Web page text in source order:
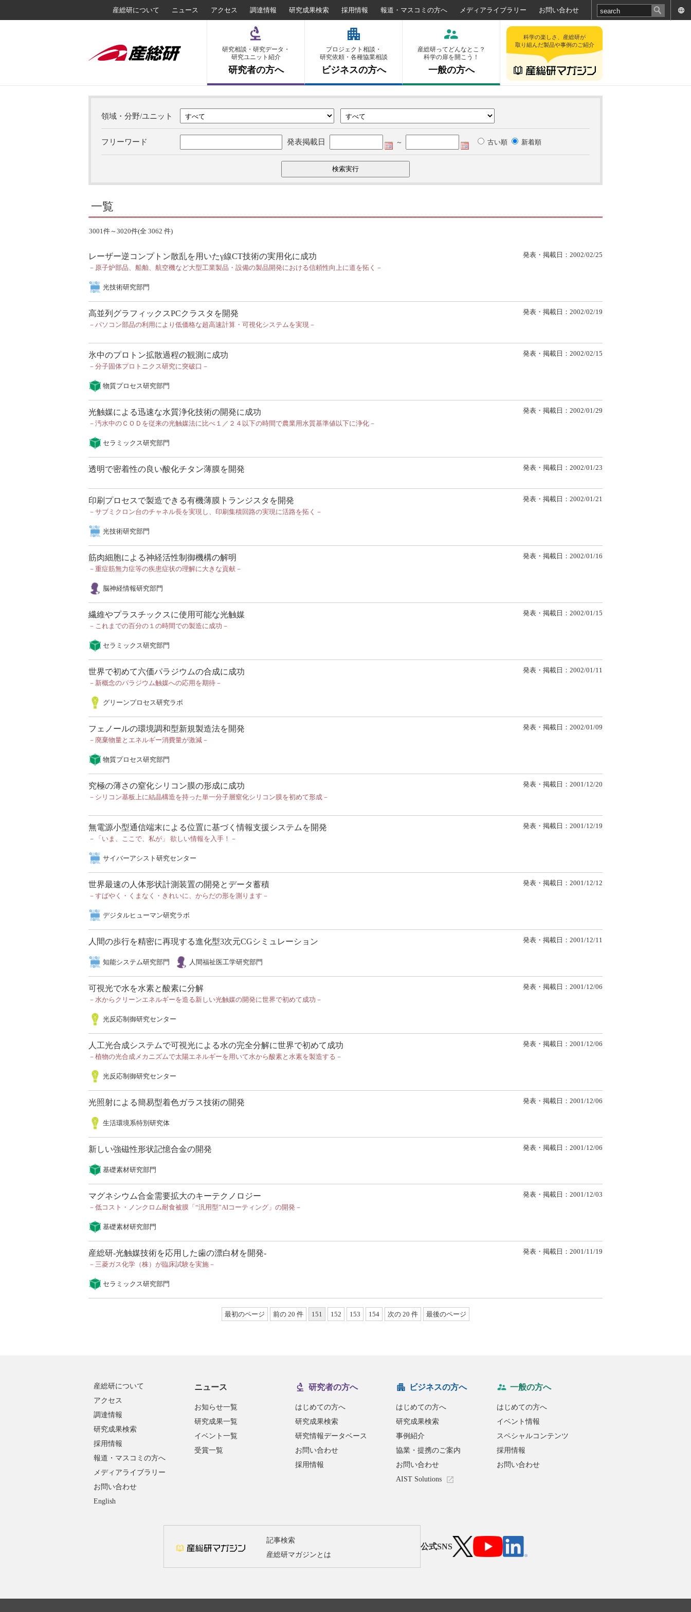
産総研について ニュース アクセス 調達情報 研究成果検索 採用情報 報道・マスコミの方へ メディアライブラリー お問い合わせ
研究相談・研究データ・
研究ユニット紹介
研究者の方へ
プロジェクト相談・
研究依頼・各種協業相談
ビジネスの方へ
産総研ってどんなとこ？
科学の扉を開こう！
一般の方へ
科学の楽しさ、産総研が
取り組んだ製品や事例のご紹介
領域・分野/ユニット
フリーワード 発表掲載日 ～ 古い順 新着順
一覧
3001件～3020件(全 3062 件)
レーザー逆コンプトン散乱を用いたγ線CT技術の実用化に成功
－原子炉部品、船舶、航空機など大型工業製品・設備の製品開発における信頼性向上に道を拓く－
発表・掲載日：2002/02/25
光技術研究部門
高並列グラフィックスPCクラスタを開発
－パソコン部品の利用により低価格な超高速計算・可視化システムを実現－
発表・掲載日：2002/02/19
氷中のプロトン拡散過程の観測に成功
－分子固体プロトニクス研究に突破口－
発表・掲載日：2002/02/15
物質プロセス研究部門
光触媒による迅速な水質浄化技術の開発に成功
－汚水中のＣＯＤを従来の光触媒法に比べ１／２４以下の時間で農業用水質基準値以下に浄化－
発表・掲載日：2002/01/29
セラミックス研究部門
透明で密着性の良い酸化チタン薄膜を開発 発表・掲載日：2002/01/23
印刷プロセスで製造できる有機薄膜トランジスタを開発
－サブミクロン台のチャネル長を実現し、印刷集積回路の実現に活路を拓く－
発表・掲載日：2002/01/21
光技術研究部門
筋肉細胞による神経活性制御機構の解明
－重症筋無力症等の疾患症状の理解に大きな貢献－
発表・掲載日：2002/01/16
脳神経情報研究部門
繊維やプラスチックスに使用可能な光触媒
－これまでの百分の１の時間での製造に成功－
発表・掲載日：2002/01/15
セラミックス研究部門
世界で初めて六価パラジウムの合成に成功
－新概念のパラジウム触媒への応用を期待－
発表・掲載日：2002/01/11
グリーンプロセス研究ラボ
フェノールの環境調和型新規製造法を開発
－廃棄物量とエネルギー消費量が激減－
発表・掲載日：2002/01/09
物質プロセス研究部門
究極の薄さの窒化シリコン膜の形成に成功
－シリコン基板上に結晶構造を持った単一分子層窒化シリコン膜を初めて形成－
発表・掲載日：2001/12/20
無電源小型通信端末による位置に基づく情報支援システムを開発
－「いま、ここで、私が」 欲しい情報を入手！－
発表・掲載日：2001/12/19
サイバーアシスト研究センター
世界最速の人体形状計測装置の開発とデータ蓄積
－すばやく・くまなく・きれいに、からだの形を測ります－
発表・掲載日：2001/12/12
デジタルヒューマン研究ラボ
人間の歩行を精密に再現する進化型3次元CGシミュレーション 発表・掲載日：2001/12/11
知能システム研究部門 人間福祉医工学研究部門
可視光で水を水素と酸素に分解
－水からクリーンエネルギーを造る新しい光触媒の開発に世界で初めて成功－
発表・掲載日：2001/12/06
光反応制御研究センター
人工光合成システムで可視光による水の完全分解に世界で初めて成功
－植物の光合成メカニズムで太陽エネルギーを用いて水から酸素と水素を製造する－
発表・掲載日：2001/12/06
光反応制御研究センター
光照射による簡易型着色ガラス技術の開発 発表・掲載日：2001/12/06
生活環境系特別研究体
新しい強磁性形状記憶合金の開発 発表・掲載日：2001/12/06
基礎素材研究部門
マグネシウム合金需要拡大のキーテクノロジー
－低コスト・ノンクロム耐食被膜「“汎用型”AIコーティング」の開発－
発表・掲載日：2001/12/03
基礎素材研究部門
産総研-光触媒技術を応用した歯の漂白材を開発-
－三菱ガス化学（株）が臨床試験を実施－
発表・掲載日：2001/11/19
セラミックス研究部門
最初のページ 前の 20 件 151 152 153 154 次の 20 件 最後のページ
産総研について
アクセス
調達情報
研究成果検索
採用情報
報道・マスコミの方へ
メディアライブラリー
お問い合わせ
English
ニュース
お知らせ一覧
研究成果一覧
イベント一覧
受賞一覧
研究者の方へ
はじめての方へ
研究成果検索
研究情報データベース
お問い合わせ
採用情報
ビジネスの方へ
はじめての方へ
研究成果検索
事例紹介
協業・提携のご案内
お問い合わせ
AIST Solutions
一般の方へ
はじめての方へ
イベント情報
スペシャルコンテンツ
採用情報
お問い合わせ
記事検索
産総研マガジンとは
公式SNS